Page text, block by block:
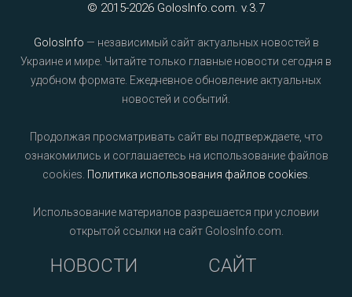
© 2015-2026 GolosInfo.com. v.3.7
GolosInfo — независимый сайт актуальных новостей в
Украине и мире. Читайте только главные новости сегодня в
удобном формате. Ежедневное обновление актуальных
новостей и событий.
Продолжая просматривать сайт вы подтверждаете, что
ознакомились и соглашаетесь на использование файлов
cookies. Политика использования файлов cookies
Использование материалов разрешается при условии
открытой ссылки на сайт GolosInfo.com.
НОВОСТИ САЙТ